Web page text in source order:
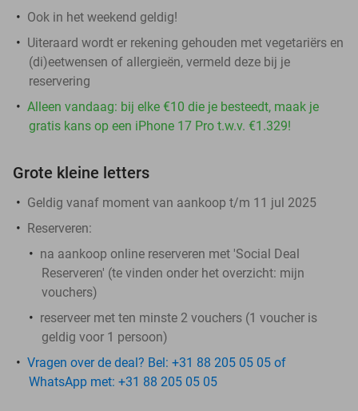
Ook in het weekend geldig!
Uiteraard wordt er rekening gehouden met vegetariërs en
(di)eetwensen of allergieën, vermeld deze bij je
reservering
Alleen vandaag: bij elke €10 die je besteedt, maak je
gratis kans op een iPhone 17 Pro t.w.v. €1.329!
Grote kleine letters
Geldig vanaf moment van aankoop t/m 11 jul 2025
Reserveren:
na aankoop online reserveren met 'Social Deal
Reserveren' (te vinden onder het overzicht: mijn
vouchers)
reserveer met ten minste 2 vouchers (1 voucher is
geldig voor 1 persoon)
Vragen over de deal? Bel: +31 88 205 05 05 of
WhatsApp met: +31 88 205 05 05